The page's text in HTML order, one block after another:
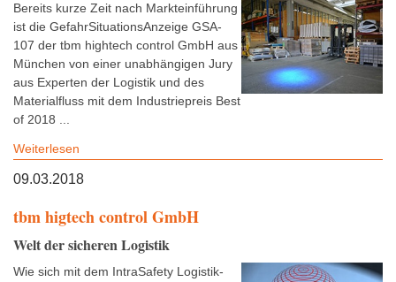
Bereits kurze Zeit nach Markteinführung
ist die GefahrSituationsAnzeige GSA-
107 der tbm hightech control GmbH aus
München von einer unabhängigen Jury
aus Experten der Logistik und des
Materialfluss mit dem Industriepreis Best
of 2018 ...
Weiterlesen
09.03.2018
tbm higtech control GmbH
Welt der sicheren Logistik
Wie sich mit dem IntraSafety Logistik-